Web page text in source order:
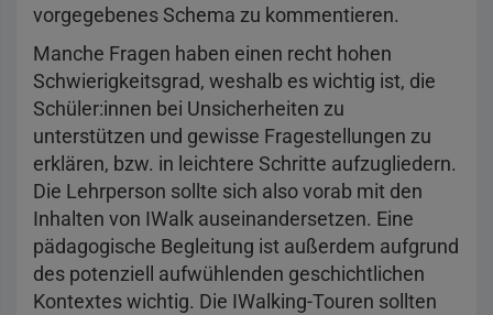
vorgegebenes Schema zu kommentieren.
Manche Fragen haben einen recht hohen
Schwierigkeitsgrad, weshalb es wichtig ist, die
Schüler:innen bei Unsicherheiten zu
unterstützen und gewisse Fragestellungen zu
erklären, bzw. in leichtere Schritte aufzugliedern.
Die Lehrperson sollte sich also vorab mit den
Inhalten von IWalk auseinandersetzen. Eine
pädagogische Begleitung ist außerdem aufgrund
des potenziell aufwühlenden geschichtlichen
Kontextes wichtig. Die IWalking-Touren sollten